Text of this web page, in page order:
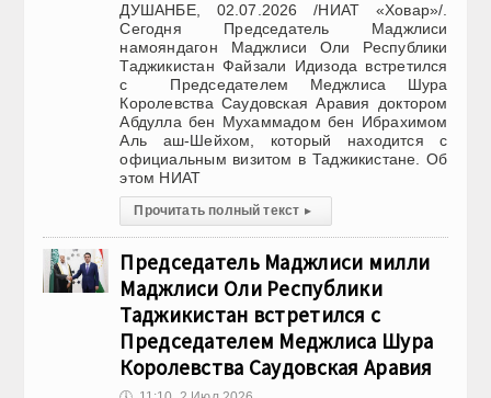
ДУШАНБЕ, 02.07.2026 /НИАТ «Ховар»/.
Сегодня Председатель Маджлиси
намояндагон Маджлиси Оли Республики
Таджикистан Файзали Идизода встретился
с Председателем Меджлиса Шура
Королевства Саудовская Аравия доктором
Абдулла бен Мухаммадом бен Ибрахимом
Аль аш-Шейхом, который находится с
официальным визитом в Таджикистане. Об
этом НИАТ
Прочитать полный текст ▸
Председатель Маджлиси милли
Маджлиси Оли Республики
Таджикистан встретился с
Председателем Меджлиса Шура
Королевства Саудовская Аравия